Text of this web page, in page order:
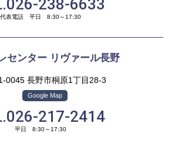
238-6633
代表電話 平日 8:30～17:30
センター リヴァール長野
0045 長野市桐原1丁目28-3
Google Map
217-2414
平日 8:30～17:30